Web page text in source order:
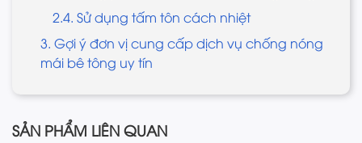
2.4. Sử dụng tấm tôn cách nhiệt
3. Gợi ý đơn vị cung cấp dịch vụ chống nóng
mái bê tông uy tín
SẢN PHẨM LIÊN QUAN